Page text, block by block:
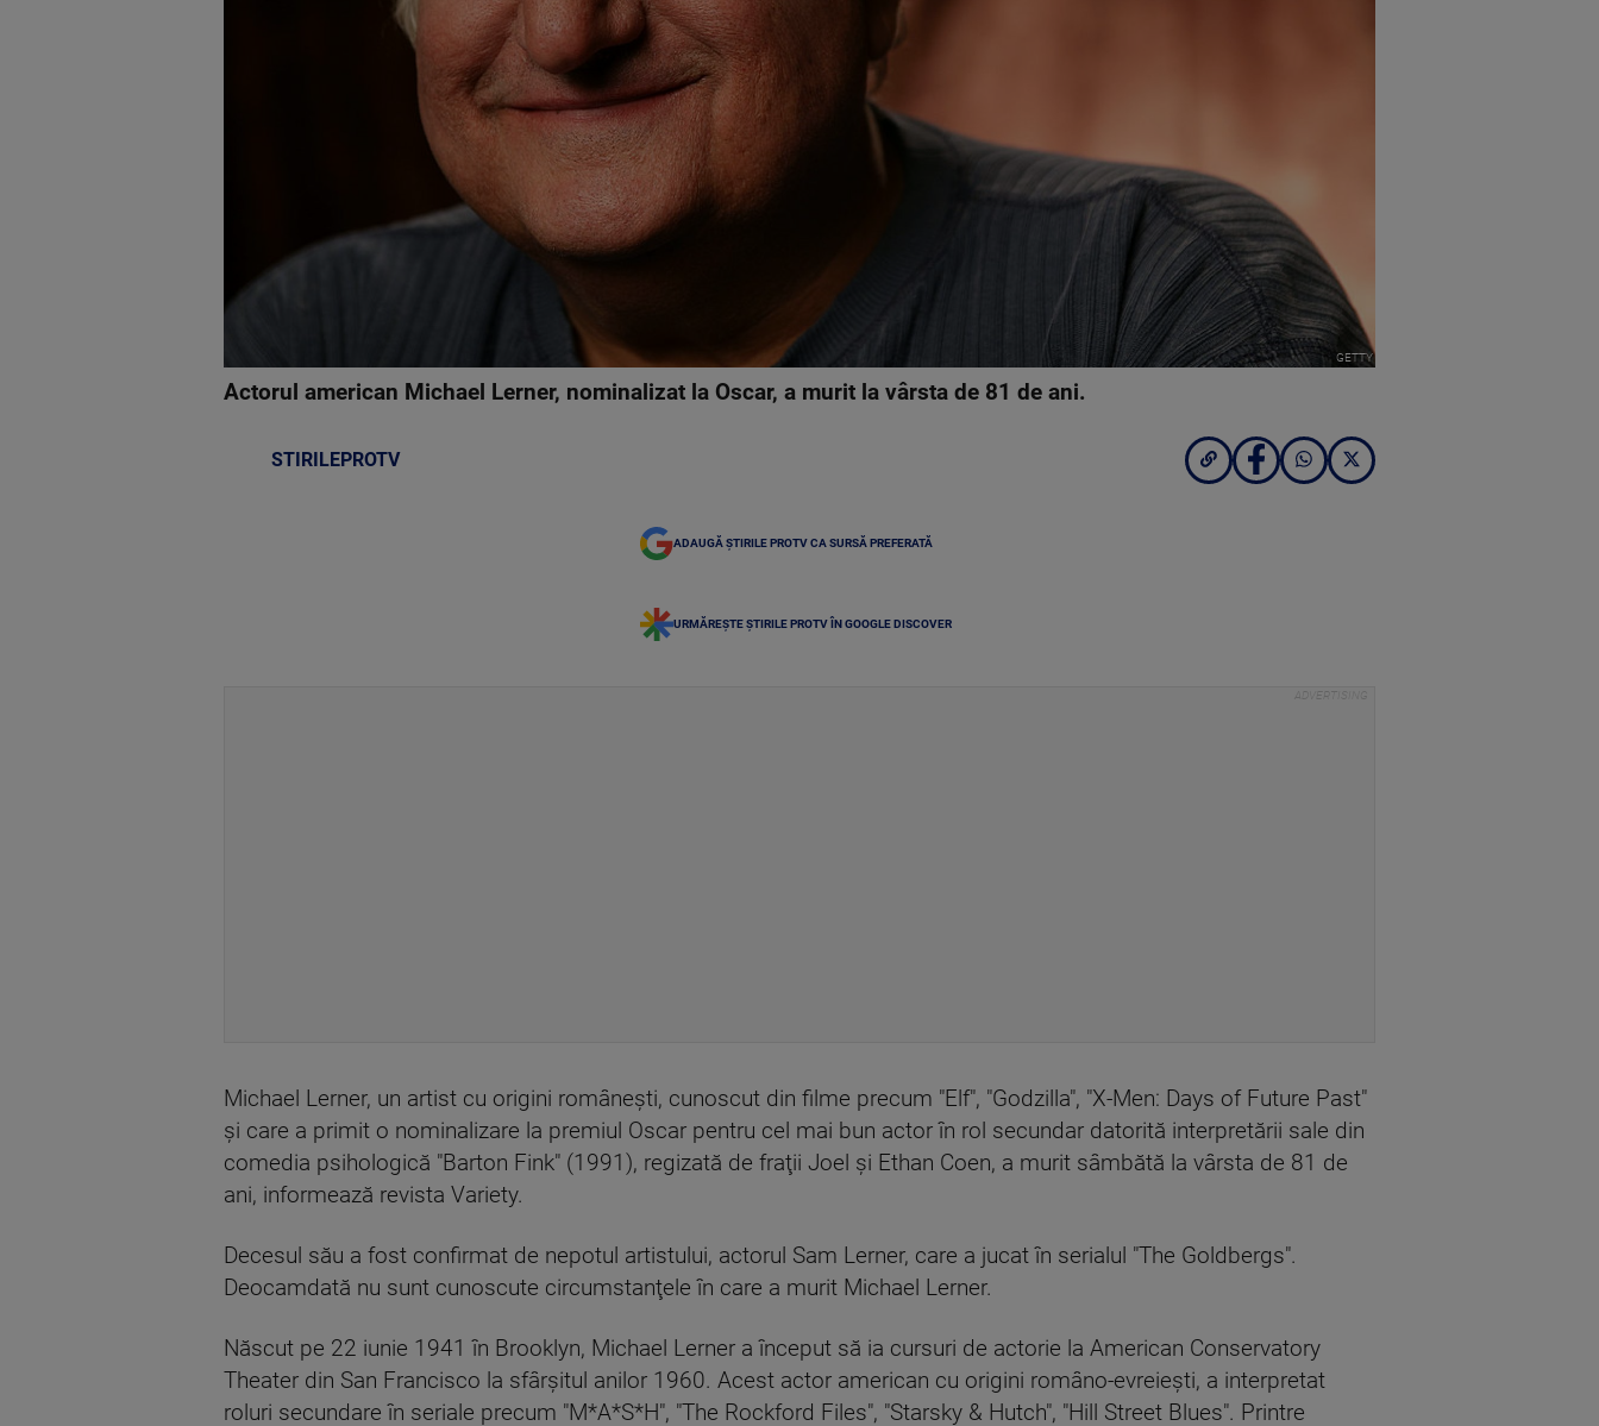
GETTY
Actorul american Michael Lerner, nominalizat la Oscar, a murit la vârsta de 81 de ani.
STIRILEPROTV
ADAUGĂ ȘTIRILE PROTV CA SURSĂ PREFERATĂ
URMĂREȘTE ȘTIRILE PROTV ÎN GOOGLE DISCOVER
Michael Lerner, un artist cu origini româneşti, cunoscut din filme precum "Elf", "Godzilla", "X-Men: Days of Future Past"
şi care a primit o nominalizare la premiul Oscar pentru cel mai bun actor în rol secundar datorită interpretării sale din
comedia psihologică "Barton Fink" (1991), regizată de fraţii Joel şi Ethan Coen, a murit sâmbătă la vârsta de 81 de
ani, informează revista Variety.
Decesul său a fost confirmat de nepotul artistului, actorul Sam Lerner, care a jucat în serialul "The Goldbergs".
Deocamdată nu sunt cunoscute circumstanţele în care a murit Michael Lerner.
Născut pe 22 iunie 1941 în Brooklyn, Michael Lerner a început să ia cursuri de actorie la American Conservatory
Theater din San Francisco la sfârşitul anilor 1960. Acest actor american cu origini româno-evreieşti, a interpretat
roluri secundare în seriale precum "M*A*S*H", "The Rockford Files", "Starsky & Hutch", "Hill Street Blues". Printre